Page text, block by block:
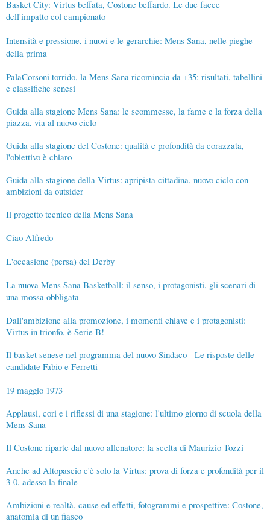
Basket City: Virtus beffata, Costone beffardo. Le due facce
dell'impatto col campionato
Intensità e pressione, i nuovi e le gerarchie: Mens Sana, nelle pieghe
della prima
PalaCorsoni torrido, la Mens Sana ricomincia da +35: risultati, tabellini
e classifiche senesi
Guida alla stagione Mens Sana: le scommesse, la fame e la forza della
piazza, via al nuovo ciclo
Guida alla stagione del Costone: qualità e profondità da corazzata,
l'obiettivo è chiaro
Guida alla stagione della Virtus: apripista cittadina, nuovo ciclo con
ambizioni da outsider
Il progetto tecnico della Mens Sana
Ciao Alfredo
L'occasione (persa) del Derby
La nuova Mens Sana Basketball: il senso, i protagonisti, gli scenari di
una mossa obbligata
Dall'ambizione alla promozione, i momenti chiave e i protagonisti:
Virtus in trionfo, è Serie B!
Il basket senese nel programma del nuovo Sindaco - Le risposte delle
candidate Fabio e Ferretti
19 maggio 1973
Applausi, cori e i riflessi di una stagione: l'ultimo giorno di scuola della
Mens Sana
Il Costone riparte dal nuovo allenatore: la scelta di Maurizio Tozzi
Anche ad Altopascio c'è solo la Virtus: prova di forza e profondità per il
3-0, adesso la finale
Ambizioni e realtà, cause ed effetti, fotogrammi e prospettive: Costone,
anatomia di un fiasco